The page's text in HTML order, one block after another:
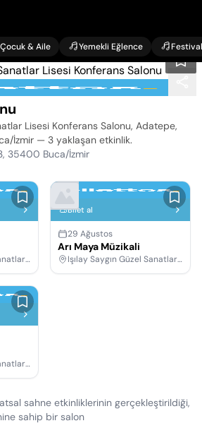
Çocuk & Aile Yemekli Eğlence Festival
Sanatlar Lisesi
Lisesi Konferans Salonu, Adatepe,
İzmir — 3 yaklaşan etkinlik.
35400 Buca/İzmir
Işılay Saygın Güzel Sanatlar Lisesi Konferans Salonu, İzmir
Bilet al
29 Ağustos
Arı Maya Müzikali
Işılay Saygın Güzel Sanatlar Lisesi Konferans Salonu, İzmir
Işılay Saygın Güzel Sanatlar Lisesi Konferans Salonu, İzmir
sahne etkinliklerinin gerçekleştirildiği,
sahip bir salon